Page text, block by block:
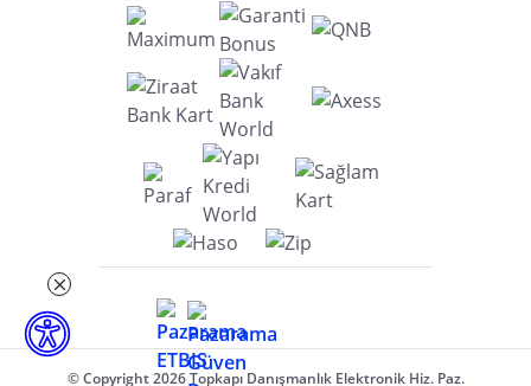
© Copyright 2026 Topkapı Danışmanlık Elektronik Hiz. Paz.